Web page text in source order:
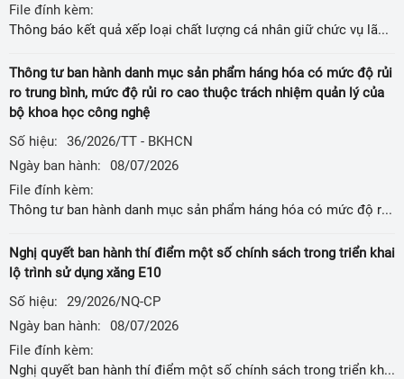
File đính kèm:
Thông báo kết quả xếp loại chất lượng cá nhân giữ chức vụ lãnh đạo, quản lý; cá nhân không giữ chức vụ lãnh đạo, quản lý quý II năm 2026 của Sở Khoa học và Công nghệ
Thông tư ban hành danh mục sản phẩm háng hóa có mức độ rủi
ro trung bình, mức độ rủi ro cao thuộc trách nhiệm quản lý của
bộ khoa học công nghệ
Số hiệu:
36/2026/TT - BKHCN
Ngày ban hành:
08/07/2026
File đính kèm:
Thông tư ban hành danh mục sản phẩm háng hóa có mức độ rủi ro trung bình, mức độ rủi ro cao thuộc trách nhiệm quản lý của bộ khoa học công nghệ
Nghị quyết ban hành thí điểm một số chính sách trong triển khai
lộ trình sử dụng xăng E10
Số hiệu:
29/2026/NQ-CP
Ngày ban hành:
08/07/2026
File đính kèm:
Nghị quyết ban hành thí điểm một số chính sách trong triển khai lộ trình sử dụng xăng E10